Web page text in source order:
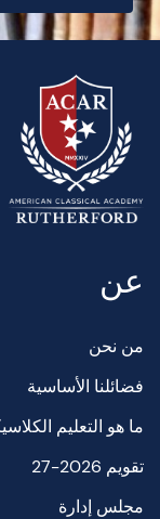
عن
من نحن
فضائلنا الأساسية
ما هو التعليم
تقويم 2026-27
مجلس إدارة